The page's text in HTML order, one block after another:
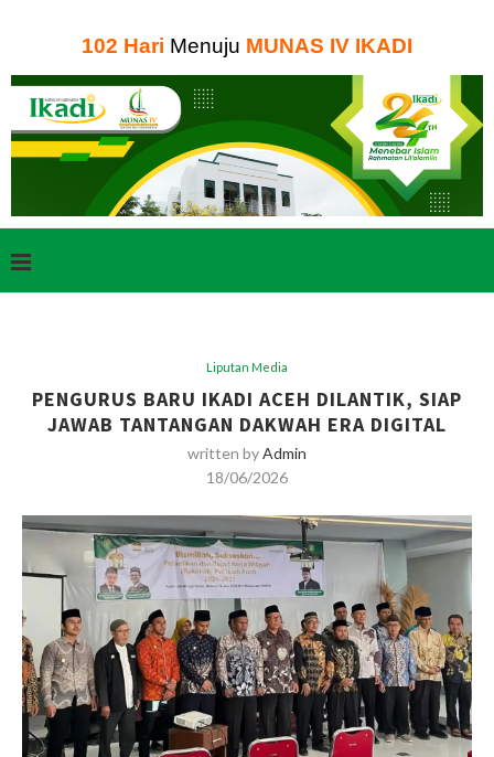
102 Hari Menuju MUNAS IV IKADI
Liputan Media
PENGURUS BARU IKADI ACEH DILANTIK, SIAP
JAWAB TANTANGAN DAKWAH ERA DIGITAL
written byAdmin
18/06/2026